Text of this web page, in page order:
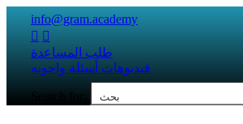
info@gram.academy
 
طلب المساعدة
فيديوهات أسئلة واجوبه
Search for: